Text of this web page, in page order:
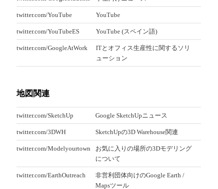
twitter.com/YouTube YouTube
twitter.com/YouTubeES YouTube (スペイン語)
twitter.com/GoogleAtWork
ITとオフィス生産性に関するソリ
ューション
地図関連
twitter.com/SketchUp Google SketchUpニュース
twitter.com/3DWH SketchUpの3D Warehouse関連
twitter.com/Modelyourtown
お気に入りの場所の3Dモデリング
について
twitter.com/EarthOutreach
非営利団体向けのGoogle Earth /
Mapsツール